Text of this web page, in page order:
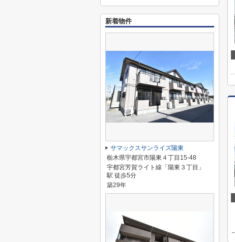
新着物件
サマックスサンライズ陽東
栃木県宇都宮市陽東４丁目15-48
宇都宮芳賀ライト線「陽東３丁目」
駅 徒歩5分
築29年